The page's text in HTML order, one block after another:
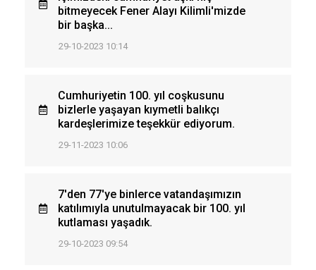
bitmeyecek Fener Alayı Kilimli'mizde
bir başka...
29-10-2023 10:14
Cumhuriyetin 100. yıl coşkusunu
bizlerle yaşayan kıymetli balıkçı
kardeşlerimize teşekkür ediyorum.
29-11-2023 10:06
7'den 77'ye binlerce vatandaşımızın
katılımıyla unutulmayacak bir 100. yıl
kutlaması yaşadık.
29-10-2023 09:54